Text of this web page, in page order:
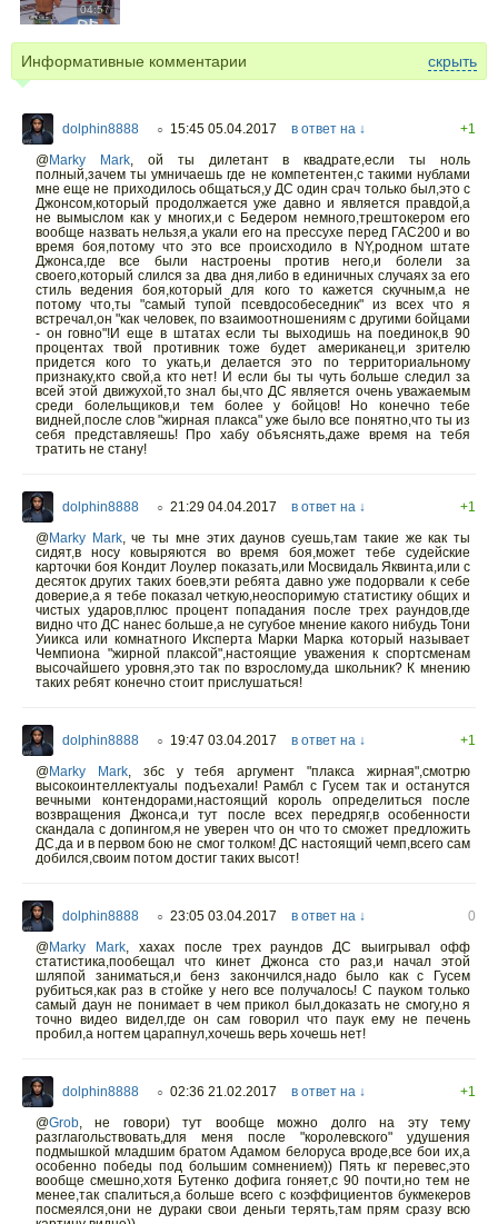
04:57
Информативные комментарии скрыть
dolphin8888 ○ 15:45 05.04.2017 в ответ на ↓
+1
@Marky Mark, ой ты дилетант в квадрате,если ты ноль
полный,зачем ты умничаешь где не компетентен,с такими нублами
мне еще не приходилось общаться,у ДС один срач только был,это с
Джонсом,который продолжается уже давно и является правдой,а
не вымыслом как у многих,и с Бедером немного,трештокером его
вообще назвать нельзя,а укали его на прессухе перед ГАС200 и во
время боя,потому что это все происходило в NY,родном штате
Джонса,где все были настроены против него,и болели за
своего,который слился за два дня,либо в единичных случаях за его
стиль ведения боя,который для кого то кажется скучным,а не
потому что,ты "самый тупой псевдособеседник" из всех что я
встречал,он "как человек, по взаимоотношениям с другими бойцами
- он говно"!И еще в штатах если ты выходишь на поединок,в 90
процентах твой противник тоже будет американец,и зрителю
придется кого то укать,и делается это по территориальному
признаку,кто свой,а кто нет! И если бы ты чуть больше следил за
всей этой движухой,то знал бы,что ДС является очень уважаемым
среди болельщиков,и тем более у бойцов! Но конечно тебе
видней,после слов "жирная плакса" уже было все понятно,что ты из
себя представляешь! Про хабу объяснять,даже время на тебя
тратить не стану!
dolphin8888 ○ 21:29 04.04.2017 в ответ на ↓
+1
@Marky Mark,че ты мне этих даунов суешь,там такие же как ты
сидят,в носу ковыряются во время боя,может тебе судейские
карточки боя Кондит Лоулер показать,или Мосвидаль Яквинта,или с
десяток других таких боев,эти ребята давно уже подорвали к себе
доверие,а я тебе показал четкую,неоспоримую статистику общих и
чистых ударов,плюс процент попадания после трех раундов,где
видно что ДС нанес больше,а не сугубое мнение какого нибудь Тони
Уиикса или комнатного Иксперта Марки Марка который называет
Чемпиона "жирной плаксой",настоящие уважения к спортсменам
высочайшего уровня,это так по взрослому,да школьник? К мнению
таких ребят конечно стоит прислушаться!
dolphin8888 ○ 19:47 03.04.2017 в ответ на ↓
+1
@Marky Mark, збс у тебя аргумент "плакса жирная",смотрю
высокоинтеллектуалы подъехали! Рамбл с Гусем так и останутся
вечными контендорами,настоящий король определиться после
возвращения Джонса,и тут после всех передряг,в особенности
скандала с допингом,я не уверен что он что то сможет предложить
ДС,да и в первом бою не смог толком! ДС настоящий чемп,всего сам
добился,своим потом достиг таких высот!
dolphin8888 ○ 23:05 03.04.2017 в ответ на ↓
0
@Marky Mark, хахах после трех раундов ДС выигрывал офф
статистика,пообещал что кинет Джонса сто раз,и начал этой
шляпой заниматься,и бенз закончился,надо было как с Гусем
рубиться,как раз в стойке у него все получалось! С пауком только
самый даун не понимает в чем прикол был,доказать не смогу,но я
точно видео видел,где он сам говорил что паук ему не печень
пробил,а ногтем царапнул,хочешь верь хочешь нет!
dolphin8888 ○ 02:36 21.02.2017 в ответ на ↓
+1
@Grob,не говори) тут вообще можно долго на эту тему
разглагольствовать,для меня после "королевского" удушения
подмышкой младшим братом Адамом белоруса вроде,все бои их,а
особенно победы под большим сомнением)) Пять кг перевес,это
вообще смешно,хотя Бутенко дофига гоняет,с 90 почти,но тем не
менее,так спалиться,а больше всего с коэффициентов букмекеров
посмеялся,они не дураки свои деньги терять,там прям сразу всю